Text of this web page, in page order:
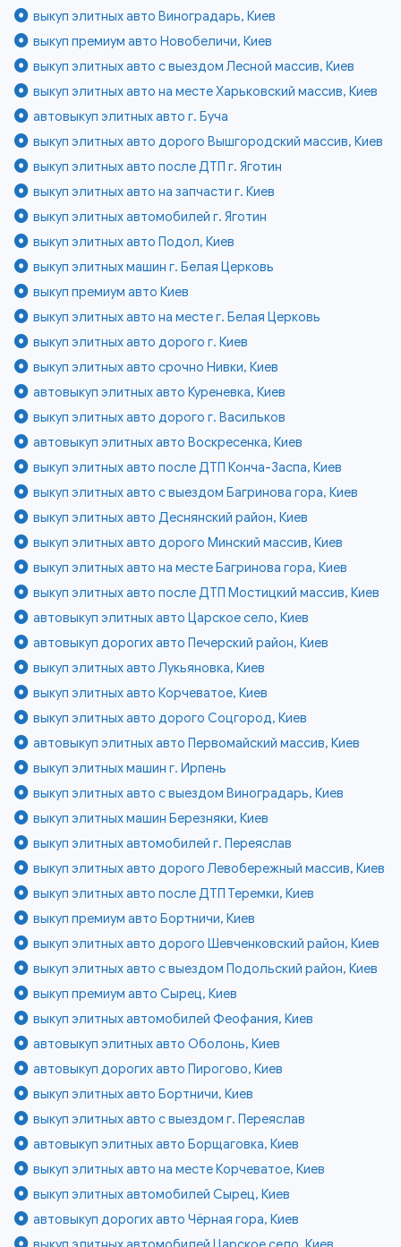
выкуп элитных авто Виноградарь, Киев
выкуп премиум авто Новобеличи, Киев
выкуп элитных авто с выездом Лесной массив, Киев
выкуп элитных авто на месте Харьковский массив, Киев
автовыкуп элитных авто г. Буча
выкуп элитных авто дорого Вышгородский массив, Киев
выкуп элитных авто после ДТП г. Яготин
выкуп элитных авто на запчасти г. Киев
выкуп элитных автомобилей г. Яготин
выкуп элитных авто Подол, Киев
выкуп элитных машин г. Белая Церковь
выкуп премиум авто Киев
выкуп элитных авто на месте г. Белая Церковь
выкуп элитных авто дорого г. Киев
выкуп элитных авто срочно Нивки, Киев
автовыкуп элитных авто Куреневка, Киев
выкуп элитных авто дорого г. Васильков
автовыкуп элитных авто Воскресенка, Киев
выкуп элитных авто после ДТП Конча-Заспа, Киев
выкуп элитных авто с выездом Багринова гора, Киев
выкуп элитных авто Деснянский район, Киев
выкуп элитных авто дорого Минский массив, Киев
выкуп элитных авто на месте Багринова гора, Киев
выкуп элитных авто после ДТП Мостицкий массив, Киев
автовыкуп элитных авто Царское село, Киев
автовыкуп дорогих авто Печерский район, Киев
выкуп элитных авто Лукьяновка, Киев
выкуп элитных авто Корчеватое, Киев
выкуп элитных авто дорого Соцгород, Киев
автовыкуп элитных авто Первомайский массив, Киев
выкуп элитных машин г. Ирпень
выкуп элитных авто с выездом Виноградарь, Киев
выкуп элитных машин Березняки, Киев
выкуп элитных автомобилей г. Переяслав
выкуп элитных авто дорого Левобережный массив, Киев
выкуп элитных авто после ДТП Теремки, Киев
выкуп премиум авто Бортничи, Киев
выкуп элитных авто дорого Шевченковский район, Киев
выкуп элитных авто с выездом Подольский район, Киев
выкуп премиум авто Сырец, Киев
выкуп элитных автомобилей Феофания, Киев
автовыкуп элитных авто Оболонь, Киев
автовыкуп дорогих авто Пирогово, Киев
выкуп элитных авто Бортничи, Киев
выкуп элитных авто с выездом г. Переяслав
автовыкуп элитных авто Борщаговка, Киев
выкуп элитных авто на месте Корчеватое, Киев
выкуп элитных автомобилей Сырец, Киев
автовыкуп дорогих авто Чёрная гора, Киев